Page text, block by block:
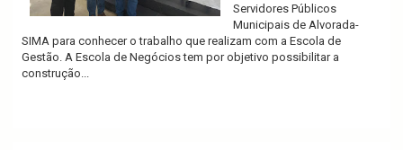
Servidores Públicos
Municipais de Alvorada-
SIMA para conhecer o trabalho que realizam com a Escola de
Gestão. A Escola de Negócios tem por objetivo possibilitar a
construção...